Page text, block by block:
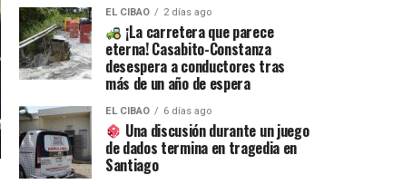
EL CIBAO 2 días ago
¡La carretera que parece
eterna! Casabito-Constanza
desespera a conductores tras
más de un año de espera
EL CIBAO 6 días ago
Una discusión durante un juego
de dados termina en tragedia en
Santiago